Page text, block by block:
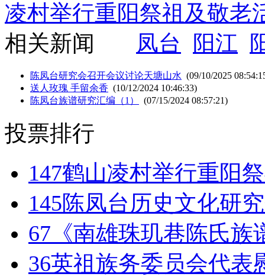
凌村举行重阳祭祖及敬老
相关新闻
凤台 阳江
陈凤台研究会召开会议讨论天塘山水 (09/10/2025
送人玫瑰 手留余香 (10/12/2024 10:46:33)
陈凤台族谱研究汇编（1）
(07/15/2024 08:57:21)
投票排行
147鹤山凌村举行重阳
145陈凤台历史文化研
67 《南雄珠玑巷陈氏族
36英祖族务委员会代表